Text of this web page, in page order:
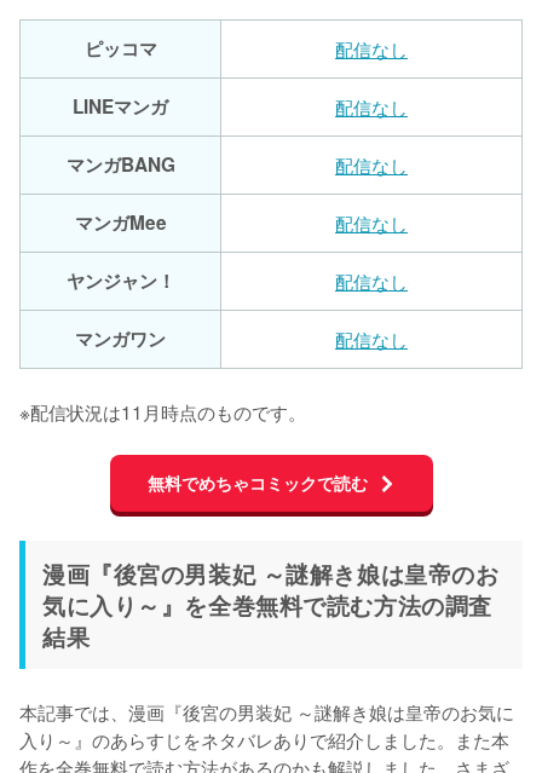
ピッコマ 配信なし
LINEマンガ 配信なし
マンガBANG 配信なし
マンガMee 配信なし
ヤンジャン！ 配信なし
マンガワン 配信なし
※配信状況は11月時点のものです。
無料でめちゃコミックで読む
漫画『後宮の男装妃 ～謎解き娘は皇帝のお
気に入り～』を全巻無料で読む方法の調査
結果
本記事では、漫画『後宮の男装妃 ～謎解き娘は皇帝のお気に
入り～』のあらすじをネタバレありで紹介しました。また本
作を全巻無料で読む方法があるのかも解説しました。さまざ